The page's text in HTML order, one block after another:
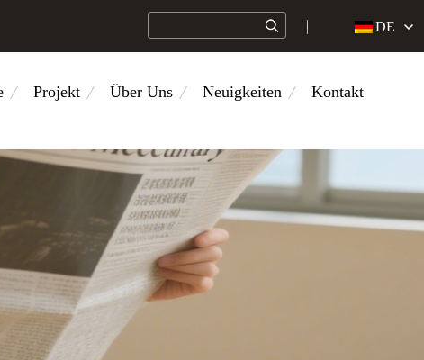
DE
Projekt Über Uns Neuigkeiten Kontakt